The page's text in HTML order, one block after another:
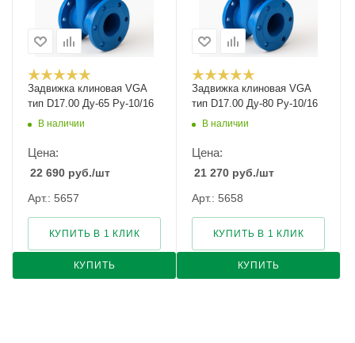
Задвижка клиновая VGA
тип D17.00 Ду-65 Ру-10/16
В наличии
Цена:
22 690 руб./шт
Арт.: 5657
КУПИТЬ
КУПИТЬ В 1 КЛИК
Задвижка клиновая VGA
тип D17.00 Ду-80 Ру-10/16
В наличии
Цена:
21 270 руб./шт
Арт.: 5658
КУПИТЬ
КУПИТЬ В 1 КЛИК